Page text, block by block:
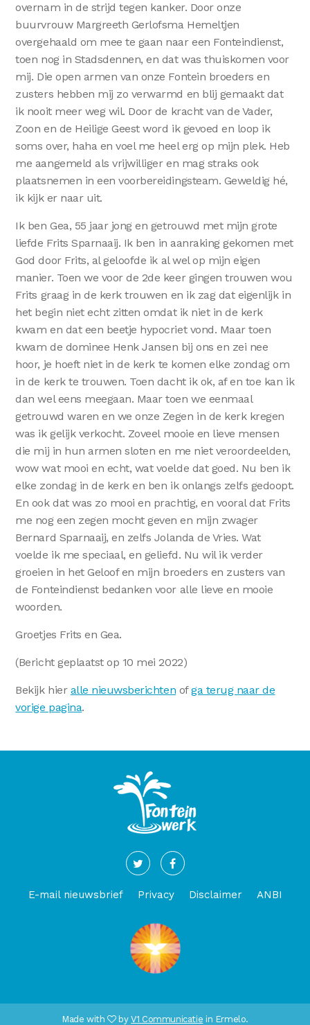
overnam in de strijd tegen kanker. Door onze
buurvrouw Margreeth Gerlofsma Hemeltjen
overgehaald om mee te gaan naar een Fonteindienst,
toen nog in Stadsdennen, en dat was thuiskomen voor
mij. Die open armen van onze Fontein broeders en
zusters hebben mij zo verwarmd en blij gemaakt dat
ik nooit meer weg wil. Door de kracht van de Vader,
Zoon en de Heilige Geest word ik gevoed en loop ik
soms over, haha en voel me heel erg op mijn plek. Heb
me aangemeld als vrijwilliger en mag straks ook
plaatsnemen in een voorbereidingsteam. Geweldig hé,
ik kijk er naar uit.
Ik ben Gea, 55 jaar jong en getrouwd met mijn grote
liefde Frits Sparnaaij. Ik ben in aanraking gekomen met
God door Frits, al geloofde ik al wel op mijn eigen
manier. Toen we voor de 2de keer gingen trouwen wou
Frits graag in de kerk trouwen en ik zag dat eigenlijk in
het begin niet echt zitten omdat ik niet in de kerk
kwam en dat een beetje hypocriet vond. Maar toen
kwam de dominee Henk Jansen bij ons en zei nee
hoor, je hoeft niet in de kerk te komen elke zondag om
in de kerk te trouwen. Toen dacht ik ok, af en toe kan ik
dan wel eens meegaan. Maar toen we eenmaal
getrouwd waren en we onze Zegen in de kerk kregen
was ik gelijk verkocht. Zoveel mooie en lieve mensen
die mij in hun armen sloten en me niet veroordeelden,
wow wat mooi en echt, wat voelde dat goed. Nu ben ik
elke zondag in de kerk en ben ik onlangs zelfs gedoopt.
En ook dat was zo mooi en prachtig, en vooral dat Frits
me nog een zegen mocht geven en mijn zwager
Bernard Sparnaaij, en zelfs Jolanda de Vries. Wat
voelde ik me speciaal, en geliefd. Nu wil ik verder
groeien in het Geloof en mijn broeders en zusters van
de Fonteindienst bedanken voor alle lieve en mooie
woorden.
Groetjes Frits en Gea.
(Bericht geplaatst op 10 mei 2022)
Bekijk hier alle nieuwsberichten ofga terug naar de
vorige pagina.
E-mail nieuwsbrief Privacy Disclaimer ANBI
Made with byV1 Communicatie in Ermelo.